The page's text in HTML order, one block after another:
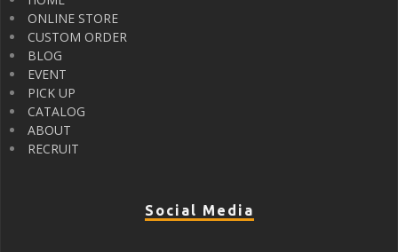
ONLINE STORE
CUSTOM ORDER
BLOG
EVENT
PICK UP
CATALOG
ABOUT
RECRUIT
Social Media